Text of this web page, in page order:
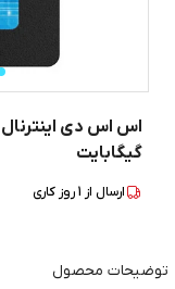
گیگابایت
ارسال از 1روز کاری
توضیحات محصول